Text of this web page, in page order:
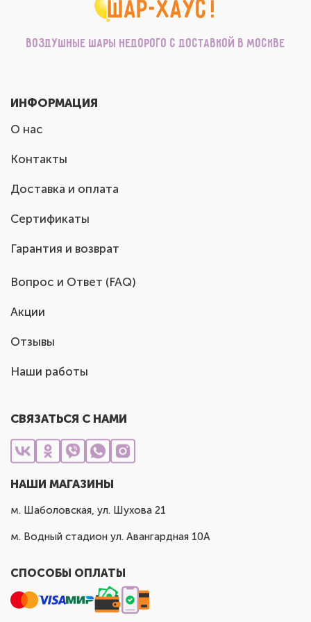
Воздушные шары недорого с доставкой в Москве
ИНФОРМАЦИЯ
О нас
Контакты
Доставка и оплата
Сертификаты
Гарантия и возврат
Вопрос и Ответ (FAQ)
Акции
Отзывы
Наши работы
СВЯЗАТЬСЯ С НАМИ
НАШИ МАГАЗИНЫ
м. Шаболовская, ул. Шухова 21
м. Водный стадион ул. Авангардная 10А
СПОСОБЫ ОПЛАТЫ